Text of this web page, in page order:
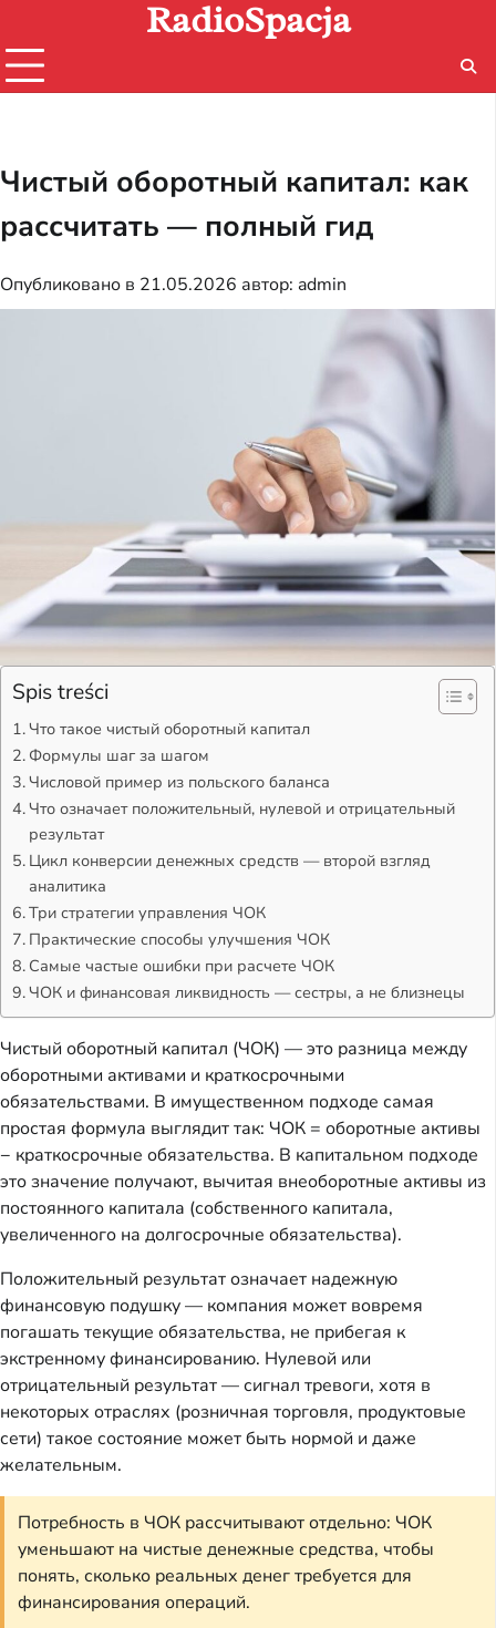
содержимому
RadioSpacja
Чистый оборотный капитал: как
рассчитать — полный гид
Опубликовано в 21.05.2026 автор: admin
Spis treści
Что такое чистый оборотный капитал
Формулы шаг за шагом
Числовой пример из польского баланса
Что означает положительный, нулевой и отрицательный
результат
Цикл конверсии денежных средств — второй взгляд
аналитика
Три стратегии управления ЧОК
Практические способы улучшения ЧОК
Самые частые ошибки при расчете ЧОК
ЧОК и финансовая ликвидность — сестры, а не близнецы
Чистый оборотный капитал (ЧОК) — это разница между
оборотными активами и краткосрочными
обязательствами. В имущественном подходе самая
простая формула выглядит так: ЧОК = оборотные активы
− краткосрочные обязательства. В капитальном подходе
это значение получают, вычитая внеоборотные активы из
постоянного капитала (собственного капитала,
увеличенного на долгосрочные обязательства).
Положительный результат означает надежную
финансовую подушку — компания может вовремя
погашать текущие обязательства, не прибегая к
экстренному финансированию. Нулевой или
отрицательный результат — сигнал тревоги, хотя в
некоторых отраслях (розничная торговля, продуктовые
сети) такое состояние может быть нормой и даже
желательным.
Потребность в ЧОК рассчитывают отдельно: ЧОК
уменьшают на чистые денежные средства, чтобы
понять, сколько реальных денег требуется для
финансирования операций.